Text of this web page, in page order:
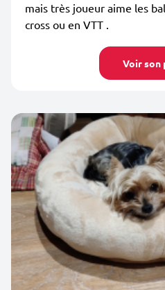
mais très joueur aime les
cross ou en VTT .
Voir son